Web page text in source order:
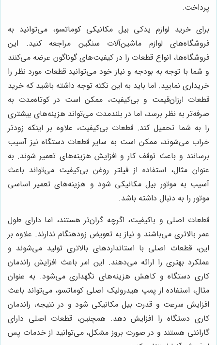
پرداخت.
برای خرید لوازم یدکی بیل مکانیکی کوماتسو، می‌توانید به
فروشگاه‌های لوازم ماشین‌آلات سنگین مراجعه کنید. این
فروشگاه‌ها، انواع قطعات را در کیفیت‌های گوناگون عرضه می‌کنند
و شما با توجه به بودجه و نیاز خود می‌توانید قطعات مورد نظر را
خریداری نمایید. اما باید به این نکته توجه داشته باشید که خرید
قطعات ارزان‌قیمت و بی‌کیفیت، ممکن است در کوتاه‌مدت به
صرفه‌تر به نظر برسد، اما در بلندمدت می‌تواند هزینه‌های بیشتری
را به شما تحمیل کند. قطعات بی‌کیفیت، علاوه بر اینکه زودتر
خراب می‌شوند، ممکن است به سایر قطعات دستگاه نیز آسیب
برسانند و باعث توقف کار و افزایش هزینه‌های تعمیر شوند. به
عنوان مثال، استفاده از فیلتر روغن بی‌کیفیت می‌تواند باعث
آسیب به موتور بیل مکانیکی شود و هزینه‌های تعمیر اساسی
موتور را به دنبال داشته باشد.
قطعات اصلی و باکیفیت، اگرچه گران‌تر هستند، اما دارای طول
عمر بالاتری می‌باشند و نیاز به تعویض زودهنگام ندارند. علاوه بر
این، قطعات اصلی با استانداردهای بالاتری تولید می‌شوند و
عملکرد بهتری را ارائه می‌دهند. این امر باعث افزایش راندمان
کاری دستگاه و کاهش هزینه‌های نگهداری می‌شود. به عنوان
مثال، استفاده از پمپ هیدرولیک اصلی کوماتسو، می‌تواند باعث
افزایش سرعت و قدرت بیل مکانیکی شود و در نتیجه، راندمان
کاری دستگاه را افزایش دهد. همچنین، قطعات اصلی دارای
گارانتی هستند و در صورت بروز مشکل، می‌توانید از خدمات پس